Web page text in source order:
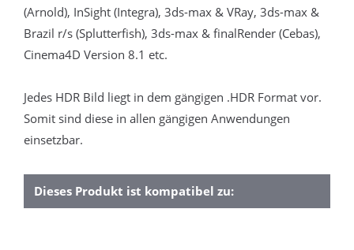
(Arnold), InSight (Integra), 3ds-max & VRay, 3ds-max &
Brazil r/s (Splutterfish), 3ds-max & finalRender (Cebas),
Cinema4D Version 8.1 etc.
Jedes HDR Bild liegt in dem gängigen .HDR Format vor.
Somit sind diese in allen gängigen Anwendungen
einsetzbar.
Dieses Produkt ist kompatibel zu: